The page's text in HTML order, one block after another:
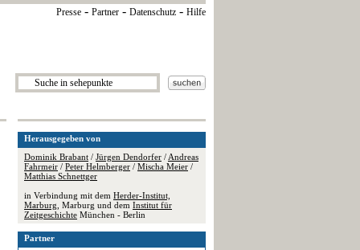
Presse - Partner - Datenschutz - Hilfe
Herausgegeben von
Dominik Brabant / Jürgen Dendorfer / Andreas
Fahrmeir / Peter Helmberger / Mischa Meier /
Matthias Schnettger
in Verbindung mit dem Herder-Institut,
Marburg , Marburg und dem Institut für
Zeitgeschichte München - Berlin
Partner